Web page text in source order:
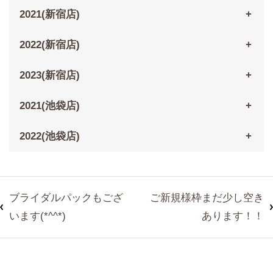
2021(新宿店)
2022(新宿店)
2023(新宿店)
2021(池袋店)
2022(池袋店)
ブライダルパックもござ
います(*^^*)
ご新規様枠まだ少し空き
あります！！